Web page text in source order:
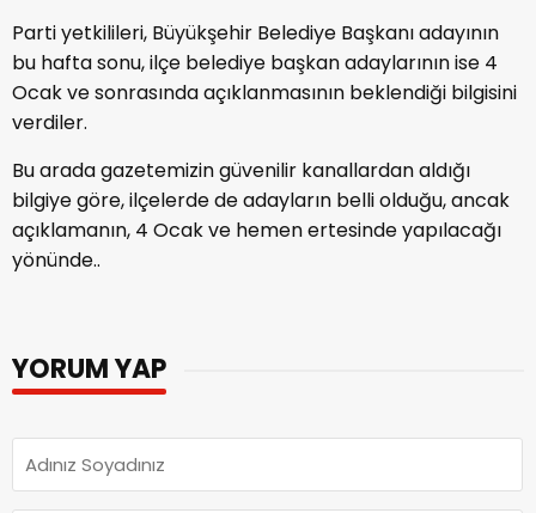
Parti yetkilileri, Büyükşehir Belediye Başkanı adayının
bu hafta sonu, ilçe belediye başkan adaylarının ise 4
Ocak ve sonrasında açıklanmasının beklendiği bilgisini
verdiler.
Bu arada gazetemizin güvenilir kanallardan aldığı
bilgiye göre, ilçelerde de adayların belli olduğu, ancak
açıklamanın, 4 Ocak ve hemen ertesinde yapılacağı
yönünde..
YORUM YAP